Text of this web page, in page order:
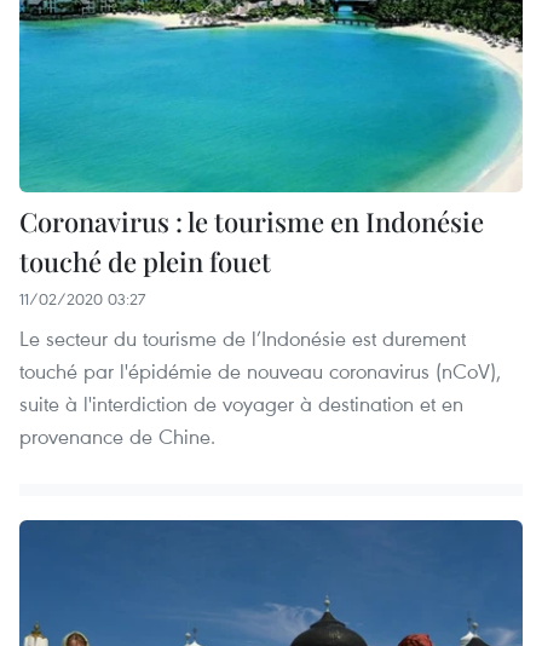
Coronavirus : le tourisme en Indonésie
touché de plein fouet
11/02/2020 03:27
Le secteur du tourisme de l’Indonésie est durement
touché par l'épidémie de nouveau coronavirus (nCoV),
suite à l'interdiction de voyager à destination et en
provenance de Chine.